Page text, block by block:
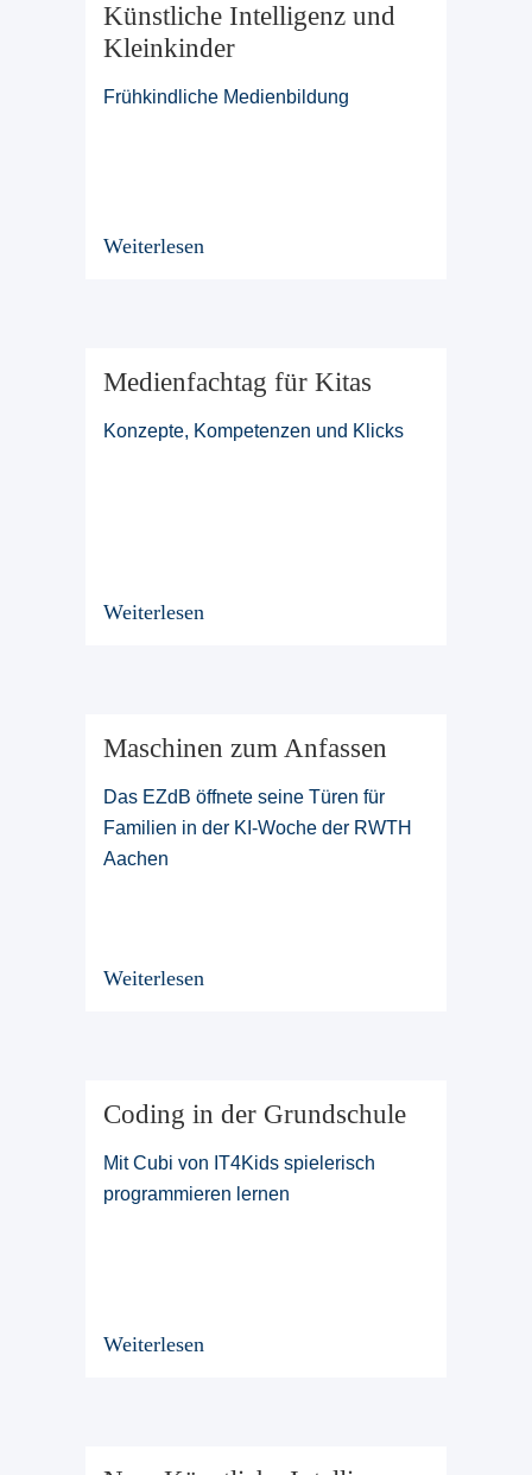
Künstliche Intelligenz und
Kleinkinder
Frühkindliche Medienbildung
Weiterlesen
Medienfachtag für Kitas
Konzepte, Kompetenzen und Klicks
Weiterlesen
Maschinen zum Anfassen
Das EZdB öffnete seine Türen für
Familien in der KI-Woche der RWTH
Aachen
Weiterlesen
Coding in der Grundschule
Mit Cubi von IT4Kids spielerisch
programmieren lernen
Weiterlesen